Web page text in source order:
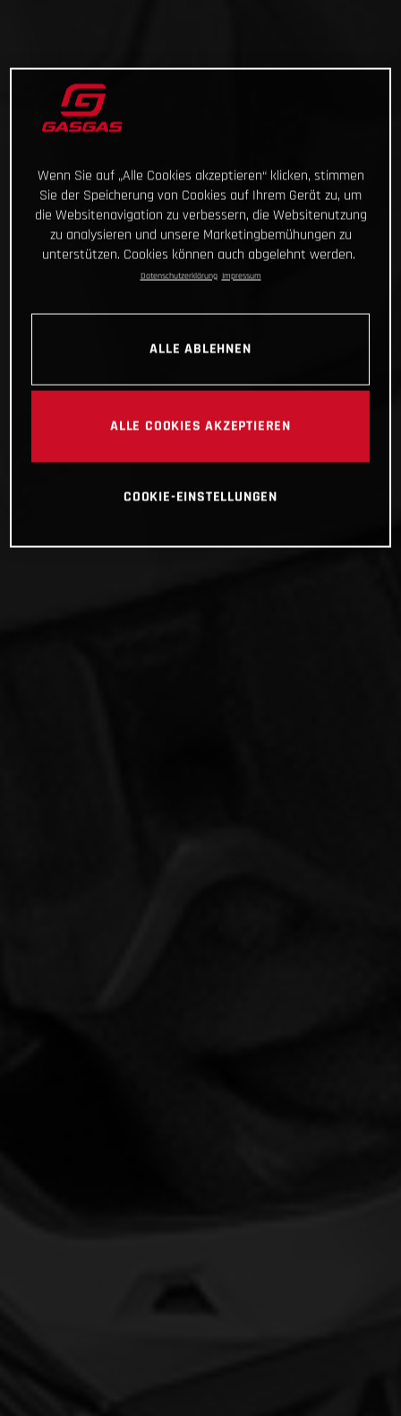
Wenn Sie auf „Alle Cookies akzeptieren“ klicken, stimmen
Sie der Speicherung von Cookies auf Ihrem Gerät zu, um
die Websitenavigation zu verbessern, die Websitenutzung
zu analysieren und unsere Marketingbemühungen zu
unterstützen. Cookies können auch abgelehnt werden.
Datenschutzerklärung Impressum
ALLE ABLEHNEN
ALLE COOKIES AKZEPTIEREN
COOKIE-EINSTELLUNGEN